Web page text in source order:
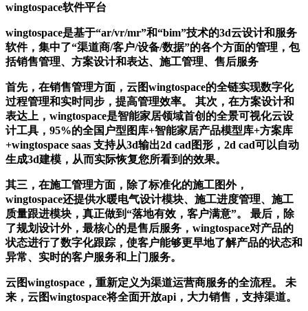
wingtospace软件平台
wingtospace是基于“ar/vr/mr”和“bim”技术的3d云设计和服务
软件，集中了“渠道商/客户/设备/数据”的各个方面的管理，包
括销售管理、方案设计和表达、施工管理、售后服务
首先，在销售管理方面，云图wingtospace的全链实现数字化
过程管理和实时同步，提高管理效率。 其次，在方案设计和
表达上，wingtospace是智能家居领域首创的全景可视化云设
计工具，95%的全国户型图库+智能家居产品模型库+方案库
+wingtospace saas 支持从3d输出2d cad图形，2d cad可以自动
生成3d建模，从而实际恢复您所看到的效果。
其三，在施工管理方面，除了标准化的施工图外，
wingtospace还提供水暖电气设计模块、施工进度管理、施工
质量跟进模块，真正做到“落地有效，客户满意”。 最后，除
了规划设计外，最核心的是售后服务，wingtospace对产品的
状态进行了数字化跟踪，使客户能够更早地了解产品的状态和
异常、实时的客户服务和上门服务。
云图wingtospace，重新定义为渠道运营商服务的全流程。 未
来，云图wingtospace将全面开放api，大力销售，支持渠道。